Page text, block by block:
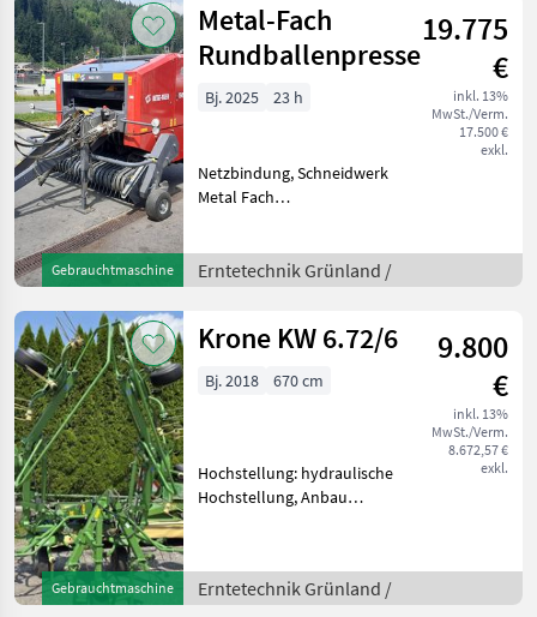
Mulcher mit 2, 5
Gebrauchtmaschine
Metal-Fach
Rundballenpresse
19.775
€
inkl. 13%
MwSt./Verm.
17.500 €
exkl.
Bj. 2025 23 h
Netzbindung, Schneidwerk
Metal Fach
Schneidwerk hydraulische
Bremse AS Bereifung
Kunde hat a
Erntetechnik Grünland /
Gebrauchtmaschine
Krone KW 6.72/6
9.800
€
inkl. 13%
MwSt./Verm.
8.672,57 €
exkl.
Bj. 2018 670 cm
Hochstellung: hydraulische
Hochstellung, Anbau
Grenzstreueinrichtung,
Streuwinkelverstellung,
Erntetechnik Grünland /